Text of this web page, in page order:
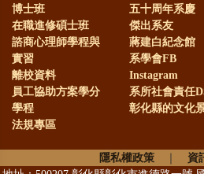
校112年度新進教師執
獎勵
本系謝麗
珠老師、王翊涵老師與
獎勵
博士班
在職進修碩士班
諮商心理師學程與
實習
離校資料
員工協助方案學分
學程
法規專區
五十周年系慶
傑出系友
蔣建白紀念館
系學會FB
Instagram
系所社會責任
彰化縣的文化
隱私權政策
資